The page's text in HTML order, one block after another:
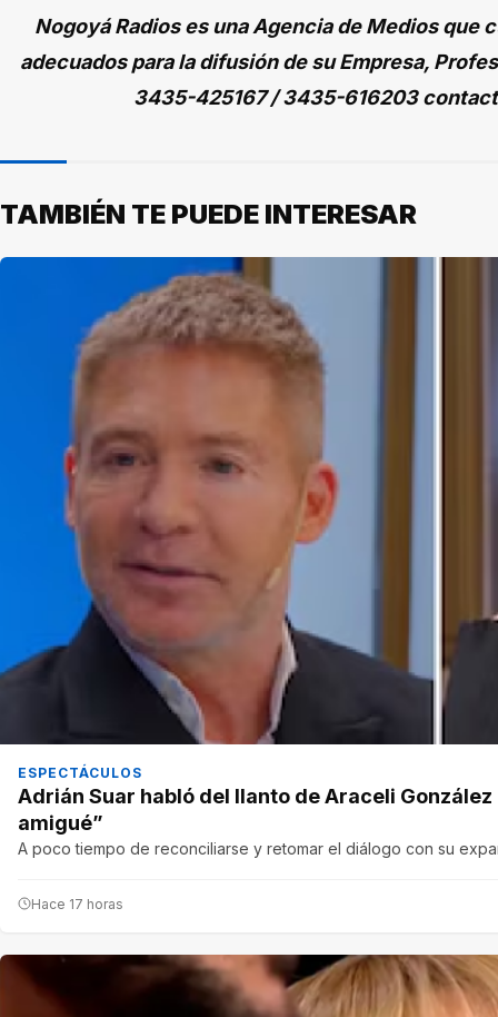
Nogoyá Radios es una Agencia de Medios
adecuados para la difusión de su Empresa,
3435-425167 / 3435-616203
TAMBIÉN TE PUEDE INTERESAR
ESPECTÁCULOS
Adrián Suar habló del llanto de Araceli
amigué”
A poco tiempo de reconciliarse y retomar el diálogo con su
Hace 17 horas